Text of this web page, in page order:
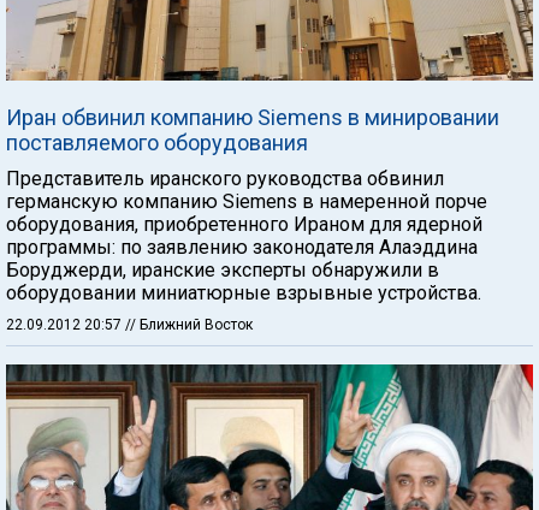
Иран обвинил компанию Siemens в минировании
поставляемого оборудования
Представитель иранского руководства обвинил
германскую компанию Siemens в намеренной порче
оборудования, приобретенного Ираном для ядерной
программы: по заявлению законодателя Алаэддина
Боруджерди, иранские эксперты обнаружили в
оборудовании миниатюрные взрывные устройства.
22.09.2012 20:57 // Ближний Восток